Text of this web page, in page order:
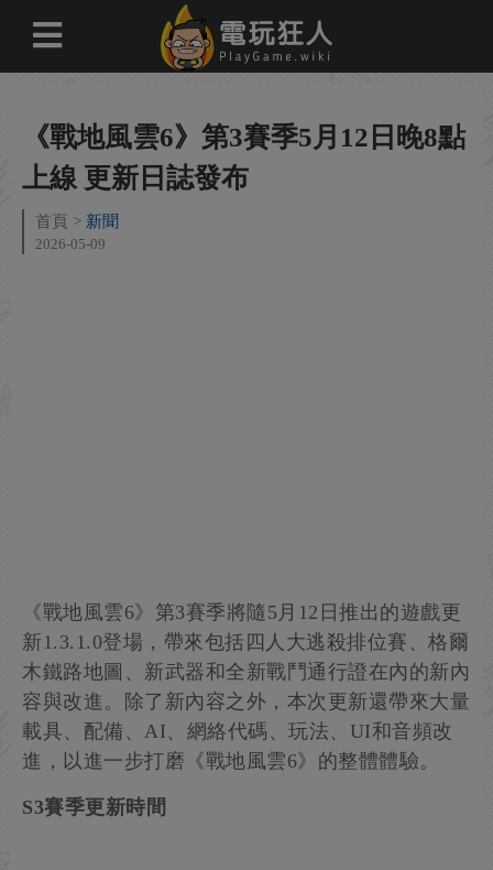
《戰地風雲6》第3賽季5月12日晚8點
上線 更新日誌發布
首頁 新聞
2026-05-09
《戰地風雲6》第3賽季將隨5月12日推出的遊戲更
新1.3.1.0登場，帶來包括四人大逃殺排位賽、格爾
木鐵路地圖、新武器和全新戰鬥通行證在內的新內
容與改進。除了新內容之外，本次更新還帶來大量
載具、配備、AI、網絡代碼、玩法、UI和音頻改
進，以進一步打磨《戰地風雲6》的整體體驗。
S3賽季更新時間